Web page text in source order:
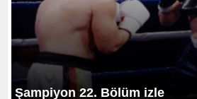
Şampiyon 22. Bölüm izle